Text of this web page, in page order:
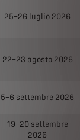
25–26 luglio 2026
22–23 agosto 2026
5–6 settembre 2026
19–20 settembre
2026